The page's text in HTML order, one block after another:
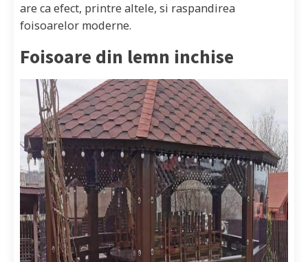
are ca efect, printre altele, si raspandirea
foisoarelor moderne.
Foisoare din lemn inchise